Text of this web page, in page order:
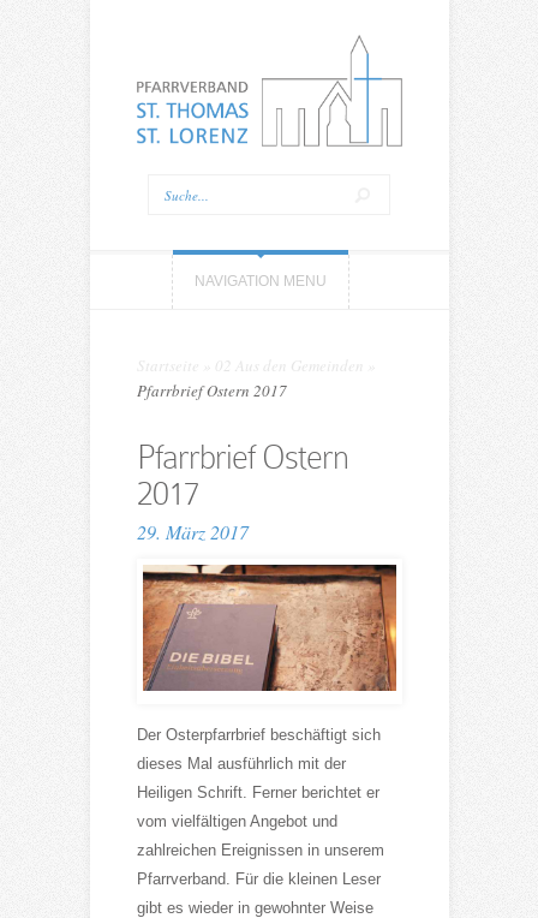
NAVIGATION MENU
Startseite 02 Aus den Gemeinden
Pfarrbrief Ostern 2017
Pfarrbrief Ostern
2017
29. März 2017
Der Osterpfarrbrief beschäftigt sich
dieses Mal ausführlich mit der
Heiligen Schrift. Ferner berichtet er
vom vielfältigen Angebot und
zahlreichen Ereignissen in unserem
Pfarrverband. Für die kleinen Leser
gibt es wieder in gewohnter Weise